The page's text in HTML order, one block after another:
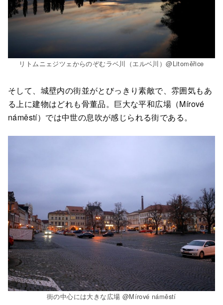
リトムニェジツェからのぞむラベ川（エルベ川）@Litoměřice
そして、城壁内の街並がとびっきり素敵で、雰囲気もあ
る上に建物はどれも骨董品。巨大な平和広場（Mírové
náměstí）では中世の息吹が感じられる街である。
街の中心には大きな広場 @Mírové náměstí